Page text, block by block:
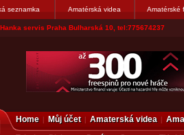
seznamka Amatérská videa Amatérské
ktery nekdy přemýšlel o divákovi. Napiste
Home Můj účet Amaterská videa